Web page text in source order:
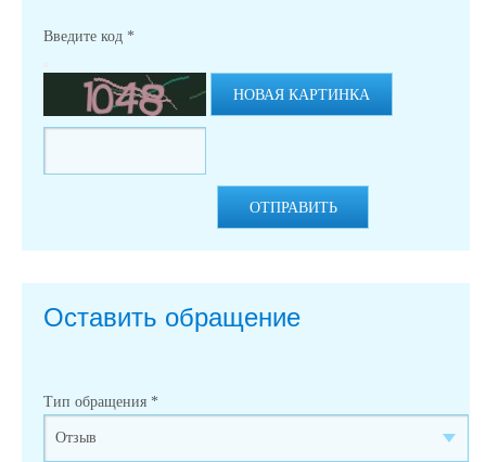
Введите код *
НОВАЯ КАРТИНКА
ОТПРАВИТЬ
Оставить обращение
Тип обращения *